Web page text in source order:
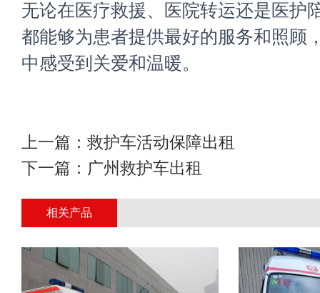
无论在医疗救援、医院转运还是医护
都能够为患者提供最好的服务和照顾
中感受到关爱和温暖。
上一篇： 救护车活动保障出租
下一篇： 广州救护车出租
相关产品